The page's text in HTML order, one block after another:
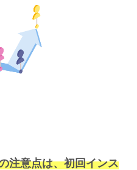
注意点は、初回インス